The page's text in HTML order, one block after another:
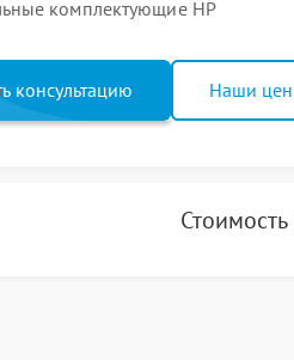
комплектующие HP
консультацию Наши
Стоимость